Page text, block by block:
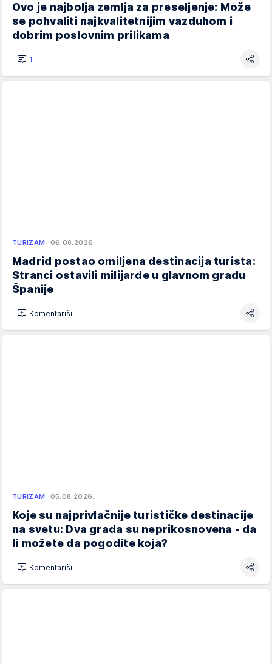
Ovo je najbolja zemlja za preseljenje: Može
se pohvaliti najkvalitetnijim vazduhom i
dobrim poslovnim prilikama
1
TURIZAM 06.08.2026.
Madrid postao omiljena destinacija turista:
Stranci ostavili milijarde u glavnom gradu
Španije
Komentariši
TURIZAM 05.08.2026.
Koje su najprivlačnije turističke destinacije
na svetu: Dva grada su neprikosnovena - da
li možete da pogodite koja?
Komentariši